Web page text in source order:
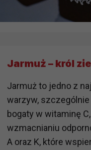
Jarmuż – król
Jarmuż to jedno z
warzyw,
bogaty w witaminę
wzmacnianiu
A oraz K, które